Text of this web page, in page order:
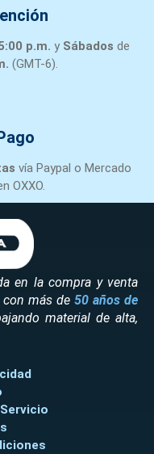
p.m. y Sábados de
(GMT-6).
vía Paypal o Mercado
OXXO.
en la compra y venta
más de 50 años de
material de alta,